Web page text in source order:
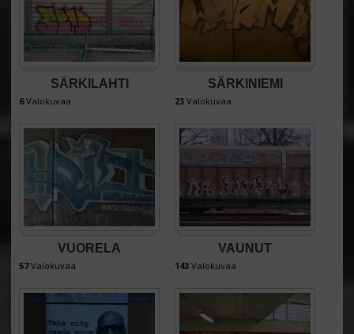
SÄRKILAHTI
6Valokuvaa
SÄRKINIEMI
23 Valokuvaa
VUORELA
57Valokuvaa
VAUNUT
143 Valokuvaa